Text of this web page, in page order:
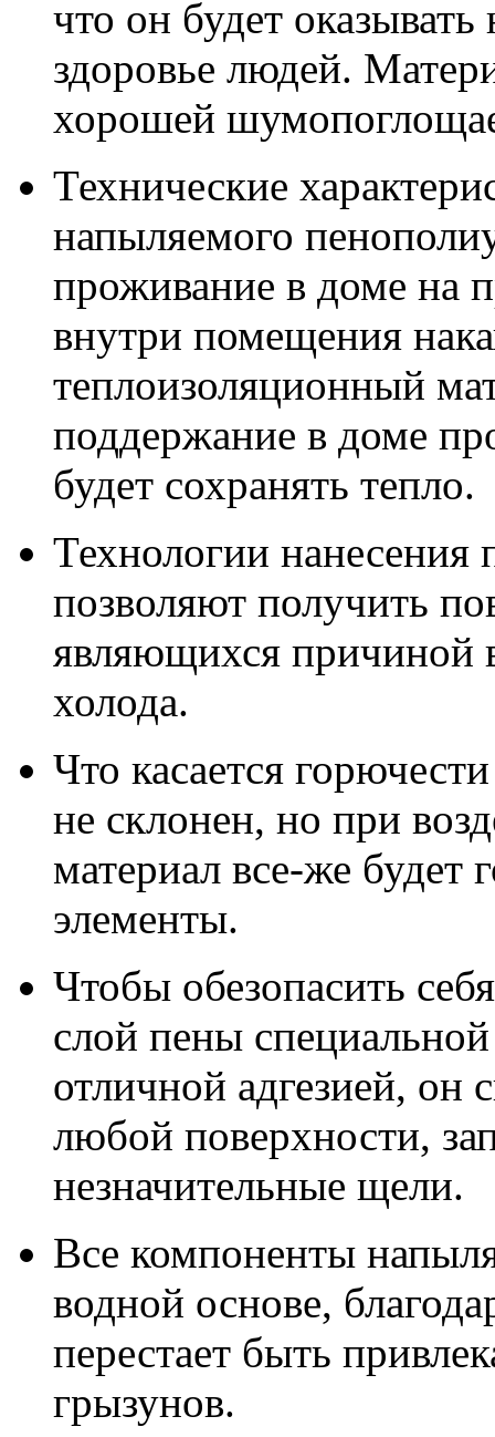
что он будет
здоровье людей.
хорошей
Технические
напыляемого
проживание в доме на
внутри помещения
теплоизоляционный
поддержание в доме
будет сохранять тепло.
Технологии нанесения
позволяют получить
являющихся причиной
холода.
Что касается
не склонен, но при
материал все-же будет
элементы.
Чтобы обезопасить
слой пены
отличной адгезией, он
любой поверхности,
незначительные щели.
Все компоненты
водной основе,
перестает быть
грызунов.